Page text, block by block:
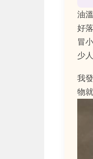
油
好
冒
少
我
物